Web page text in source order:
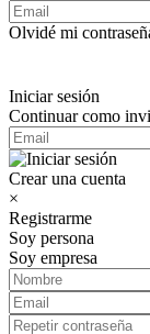
Olvidé mi
Iniciar sesión
Continuar como
Crear una cuenta
×
Registrarme
Soy persona
Soy empresa